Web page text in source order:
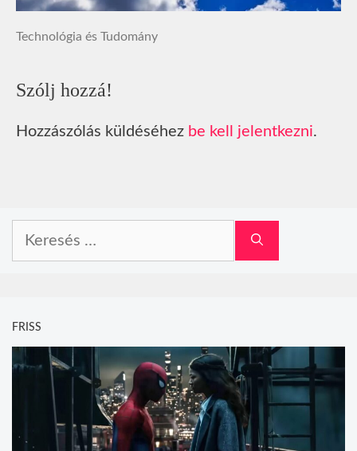
Technológia és Tudomány
Szólj hozzá!
Hozzászólás küldéséhez be kell jelentkezni.
FRISS